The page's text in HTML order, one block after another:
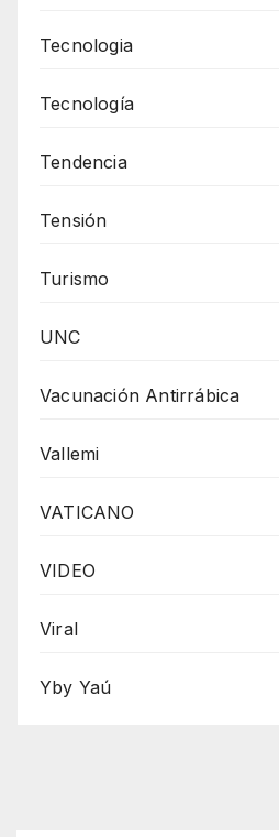
Tecnologia
Tecnología
Tendencia
Tensión
Turismo
UNC
Vacunación Antirrábica
Vallemi
VATICANO
VIDEO
Viral
Yby Yaú